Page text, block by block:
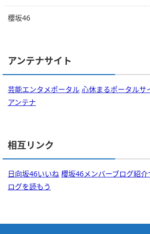
櫻坂46
アンテナサイト
芸能エンタメポータル 心休まるポータルサ
アンテナ
相互リンク
日向坂46いいね 櫻坂46メンバーブログ紹介
ログを読もう